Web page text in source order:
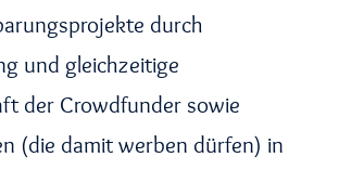
durch
und gleichzeitige
der Crowdfunder sowie
(die damit werben dürfen) in